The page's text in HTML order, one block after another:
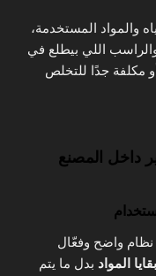
والمواد المستخدمة،
اللي بيطلع في
مكلفة جدًا للتخلص
داخل المصنع
نظام واضح وفعّال
المواد بدل ما يتم